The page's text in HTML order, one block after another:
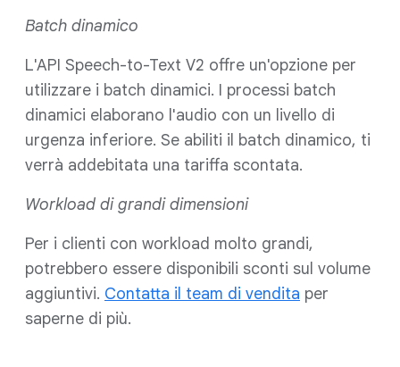
Batch dinamico
L'API Speech-to-Text V2 offre un'opzione per
utilizzare i batch dinamici. I processi batch
dinamici elaborano l'audio con un livello di
urgenza inferiore. Se abiliti il batch dinamico, ti
verrà addebitata una tariffa scontata.
Workload di grandi dimensioni
Per i clienti con workload molto grandi,
potrebbero essere disponibili sconti sul volume
aggiuntivi. Contatta il team di vendita per
saperne di più.